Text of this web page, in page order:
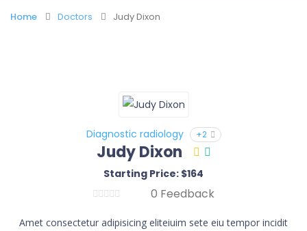
Home Doctors Judy Dixon
Diagnostic radiology +2
Judy Dixon
Starting Price: $164
0 Feedback
Amet consectetur adipisicing eliteiuim sete eiu tempor incidit